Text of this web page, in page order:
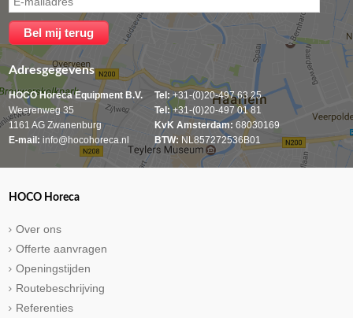
Adresgegevens
HOCO Horeca Equipment B.V.
Weerenweg 35
1161 AG Zwanenburg
E-mail: info@hocohoreca.nl
Tel:+31-(0)20-497 63 25
Tel:+31-(0)20-497 01 81
KvK Amsterdam: 68030169
BTW: NL857272536B01
HOCO Horeca
Over ons
Offerte aanvragen
Openingstijden
Routebeschrijving
Referenties